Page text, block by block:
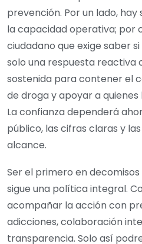
prevención. Por un lado,
la capacidad operativa; por
ciudadano que exige saber
solo una respuesta reactiva
sostenida para contener el
de droga y apoyar a
La confianza dependerá
público, las cifras claras y
alcance.
Ser el primero en
sigue una política integral.
acompañar la acción con
adicciones, colaboración
transparencia. Solo así